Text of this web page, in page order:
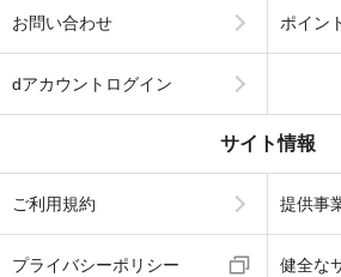
お問い合わせ ポイン
dアカウントログイン
サイト情報
ご利用規約 提供事
プライバシーポリシー 健全な